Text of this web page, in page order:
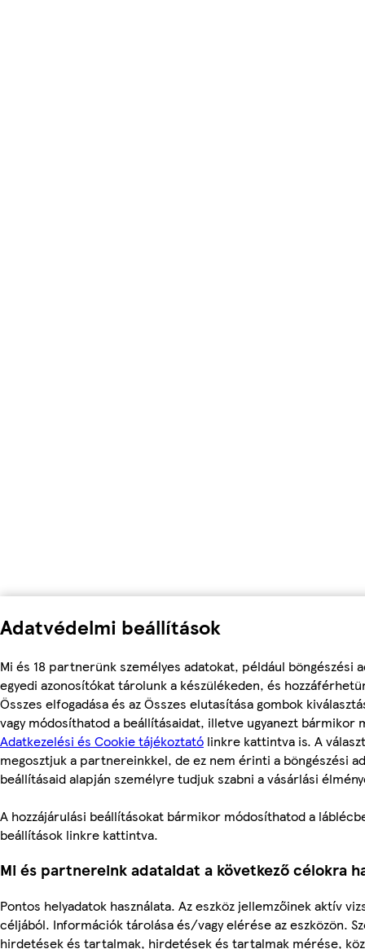
Adatvédelmi beállítások
Mi és 18 partnerünk személyes adatokat, például böngészési
egyedi azonosítókat tárolunk a készülékeden, és
Összes elfogadása és az Összes elutasítása gombok
vagy módosíthatod a beállításaidat, illetve ugyanezt bármikor
Adatkezelési és Cookie tájékoztató linkre kattintva is. A
megosztjuk a partnereinkkel, de ez nem érinti a böngészési
beállításaid alapján személyre tudjuk szabni a vásárlási
A hozzájárulási beállításokat bármikor módosíthatod a
beállítások linkre kattintva.
Mi és partnereink adataidat a következő célokra
Pontos helyadatok használata. Az eszköz jellemzőinek aktív
céljából. Információk tárolása és/vagy elérése az eszközön.
hirdetések és tartalmak, hirdetések és tartalmak mérése,